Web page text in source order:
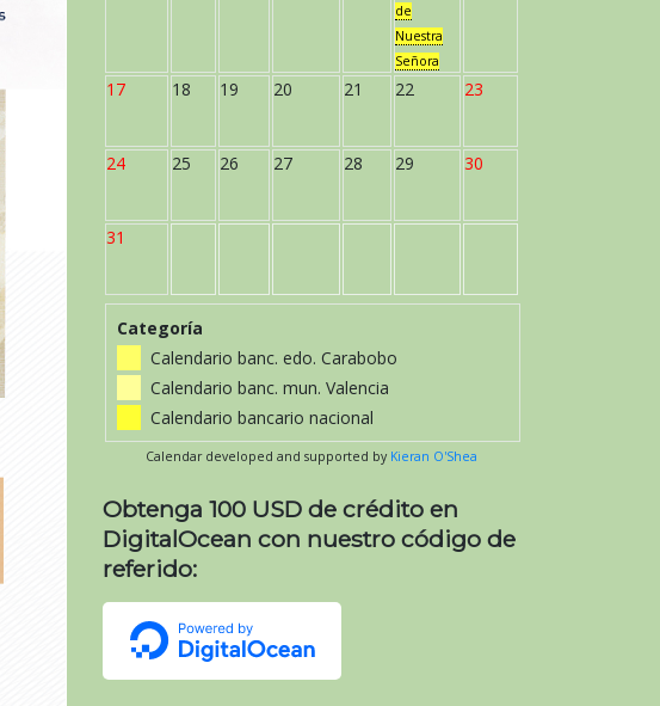
de
Nuestra
Señora
17 18 19 20 21 22 23
24 25 26 27 28 29 30
31
Categoría
Calendario banc. edo. Carabobo
Calendario banc. mun. Valencia
Calendario bancario nacional
Calendar developed and supported by Kieran O'Shea
Obtenga 100 USD de crédito en
DigitalOcean con nuestro código de
referido: